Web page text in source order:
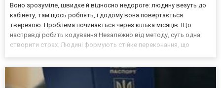
Воно зрозуміле, швидке й відносно недороге: людину везуть до
кабінету, там щось роблять, і додому вона повертається
тверезою. Проблема починається через кілька місяців. Що
насправді робить кодування Незалежно від методу, суть одна:
створити страх. Людині формують стійке переконання, що